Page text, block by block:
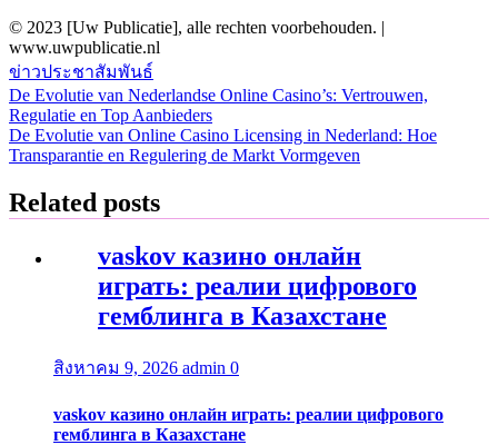
© 2023 [Uw Publicatie], alle rechten voorbehouden. |
www.uwpublicatie.nl
ข่าวประชาสัมพันธ์
แนะแนว
เรื่อง
De Evolutie van Nederlandse Online Casino’s: Vertrouwen,
Regulatie en Top Aanbieders
De Evolutie van Online Casino Licensing in Nederland: Hoe
Transparantie en Regulering de Markt Vormgeven
Related posts
vaskov казино онлайн
играть: реалии цифрового
гемблинга в Казахстане
สิงหาคม 9, 2026 admin 0
vaskov казино онлайн играть: реалии цифрового
гемблинга в Казахстане